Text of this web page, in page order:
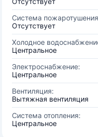
Система
Отсутствует
Холодное
Центральное
Электроснабжение:
Центральное
Вентиляция:
Вытяжная вентиляция
Система отопления:
Центральное